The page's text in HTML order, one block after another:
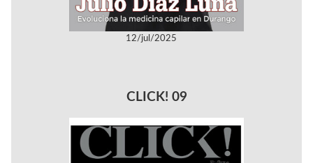
12/jul/2025
CLICK! 09